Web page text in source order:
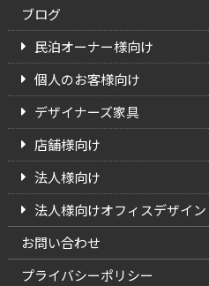
ブログ
民泊オーナー様向け
個人のお客様向け
デザイナーズ家具
店舗様向け
法人様向け
法人様向けオフィスデザイン
お問い合わせ
プライバシーポリシー